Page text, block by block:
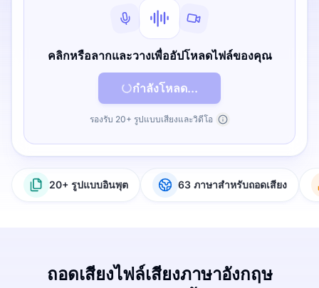
คลิกหรือลากและวางเพื่ออัปโหลดไฟล์ของคุณ
กำลังโหลด...
รองรับ 20+ รูปแบบเสียงและวิดีโอ
20+ รูปแบบอินพุต 63 ภาษาสำหรับถอดเสียง
ถอดเสียงไฟล์เสียงภาษาอังกฤษ